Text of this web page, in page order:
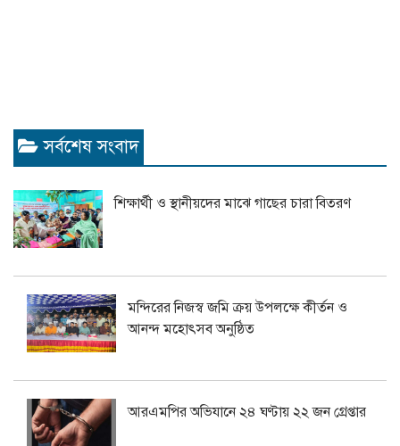
সর্বশেষ সংবাদ
শিক্ষার্থী ও স্থানীয়দের মাঝে গাছের চারা বিতরণ
মন্দিরের নিজস্ব জমি ক্রয় উপলক্ষে কীর্তন ও
আনন্দ মহোৎসব অনুষ্ঠিত
আরএমপির অভিযানে ২৪ ঘণ্টায় ২২ জন গ্রেপ্তার